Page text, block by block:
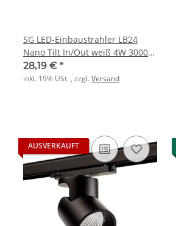
SG LED-Einbaustrahler LB24
Nano Tilt In/Out weiß 4W 3000K
36D
28,19 € *
inkl. 19% USt. , zzgl.Versand
AUSVERKAUFT